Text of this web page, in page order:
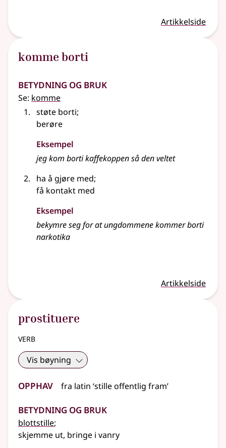
Artikkelside
komme borti
Betydning og bruk
Se: komme
støte borti;
berøre
Eksempel
jeg kom borti kaffekoppen så den veltet
ha å gjøre med;
få kontakt med
Eksempel
bekymre seg for at ungdommene kommer borti
narkotika
Artikkelside
prostituere
verb
Vis bøyning
Opphav fra latin ‘stille offentlig fram’
Betydning og bruk
blottstille;
skjemme ut, bringe i vanry